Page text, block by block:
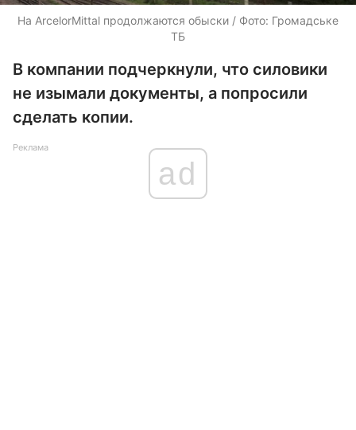
На ArcelorMittal продолжаются обыски / Фото: Громадське
ТБ
В компании подчеркнули, что силовики
не изымали документы, а попросили
сделать копии.
Реклама
ad